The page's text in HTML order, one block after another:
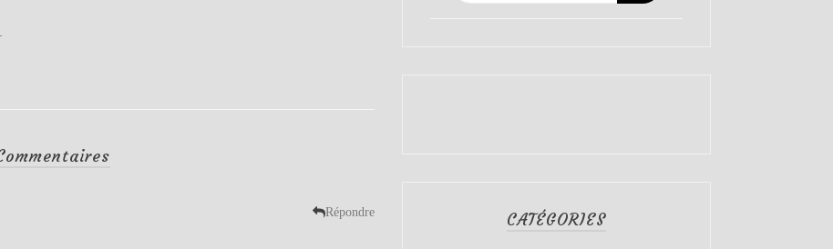
Répondre CATÉGORIES